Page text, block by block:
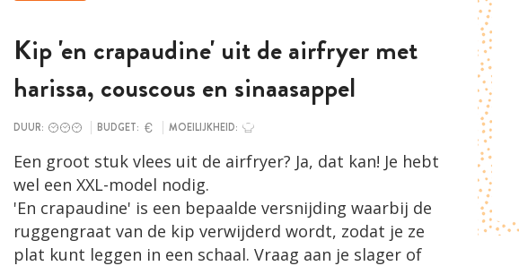
Kip 'en crapaudine' uit de airfryer met
harissa, couscous en sinaasappel
DUUR: BUDGET: MOEILIJKHEID:
Een groot stuk vlees uit de airfryer? Ja, dat kan! Je hebt
wel een XXL-model nodig.
'En crapaudine' is een bepaalde versnijding waarbij de
ruggengraat van de kip verwijderd wordt, zodat je ze
plat kunt leggen in een schaal. Vraag aan je slager of